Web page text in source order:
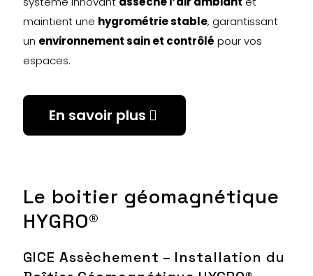
maintient une hygrométrie stable, garantissant
un environnement sain et contrôlé pour vos
espaces.
En savoir plus
Le boitier géomagnétique
HYGRO®
GICE Assèchement – Installation du